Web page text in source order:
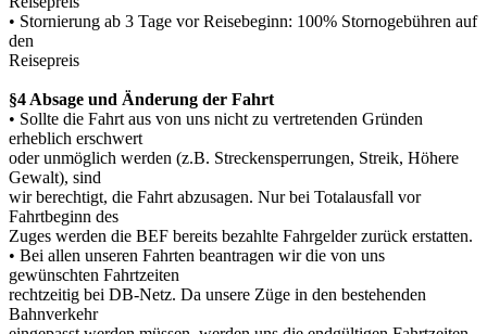
• Stornierung ab 3 Tage vor Reisebeginn: 100% Stornogebühren auf
den
Reisepreis
§4 Absage und Änderung der Fahrt
• Sollte die Fahrt aus von uns nicht zu vertretenden Gründen
erheblich erschwert
oder unmöglich werden (z.B. Streckensperrungen, Streik, Höhere
Gewalt), sind
wir berechtigt, die Fahrt abzusagen. Nur bei Totalausfall vor
Fahrtbeginn des
Zuges werden die BEF bereits bezahlte Fahrgelder zurück erstatten.
• Bei allen unseren Fahrten beantragen wir die von uns
gewünschten Fahrtzeiten
rechtzeitig bei DB-Netz. Da unsere Züge in den bestehenden
Bahnverkehr